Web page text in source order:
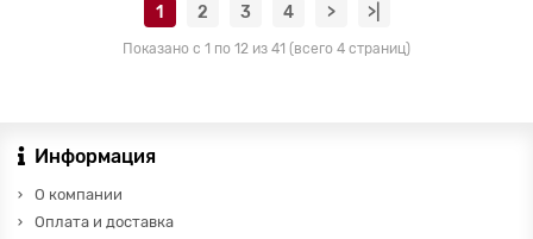
1 2 3 4 > >|
Показано с 1 по 12 из 41 (всего 4 страниц)
Информация
О компании
Оплата и доставка